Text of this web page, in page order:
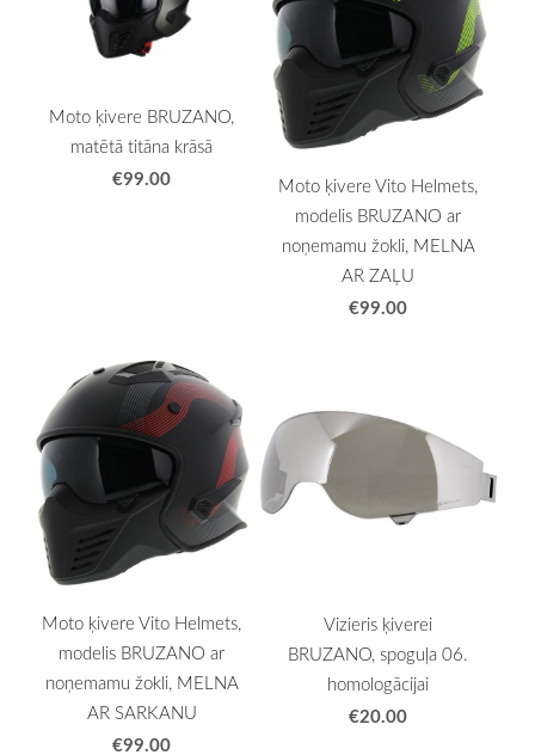
Moto ķivere BRUZANO,
matētā titāna krāsā
€99.00
Moto ķivere Vito Helmets,
modelis BRUZANO ar
noņemamu žokli, MELNA
AR ZAĻU
€99.00
Moto ķivere Vito Helmets,
modelis BRUZANO ar
noņemamu žokli, MELNA
AR SARKANU
€99.00
Vizieris ķiverei
BRUZANO, spoguļa 06.
homologācijai
€20.00